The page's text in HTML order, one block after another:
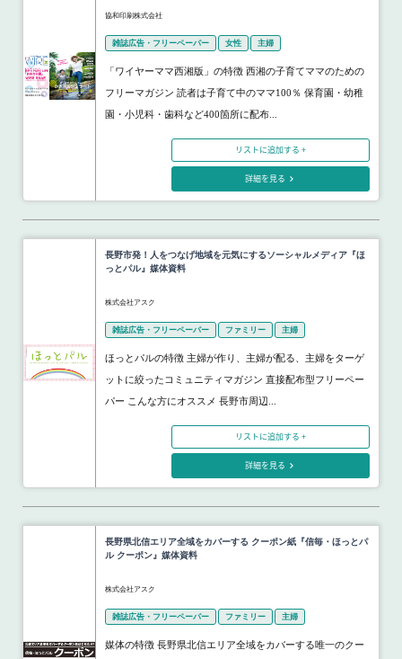
協和印刷株式会社
雑誌広告・フリーペーパー 女性 主婦
「ワイヤーママ西湘版」の特徴 西湘の子育てママのための
フリーマガジン 読者は子育て中のママ100％ 保育園・幼稚
園・小児科・歯科など400箇所に配布...
リストに追加する +
詳細を見る
長野市発！人をつなげ地域を元気にするソーシャルメディア『ほ
っとパル』媒体資料
株式会社アスク
雑誌広告・フリーペーパー ファミリー 主婦
ほっとパルの特徴 主婦が作り、主婦が配る、主婦をターゲ
ットに絞ったコミュニティマガジン 直接配布型フリーペー
パー こんな方にオススメ 長野市周辺...
リストに追加する +
詳細を見る
長野県北信エリア全域をカバーする クーポン紙『信毎・ほっとパ
ル クーポン』媒体資料
株式会社アスク
雑誌広告・フリーペーパー ファミリー 主婦
媒体の特徴 長野県北信エリア全域をカバーする唯一のクー